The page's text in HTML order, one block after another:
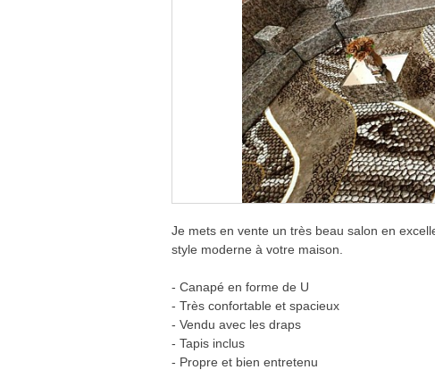
Je mets en vente un très beau salon en
style moderne à votre maison.
- Canapé en forme de U
- Très confortable et spacieux
- Vendu avec les draps
- Tapis inclus
- Propre et bien entretenu